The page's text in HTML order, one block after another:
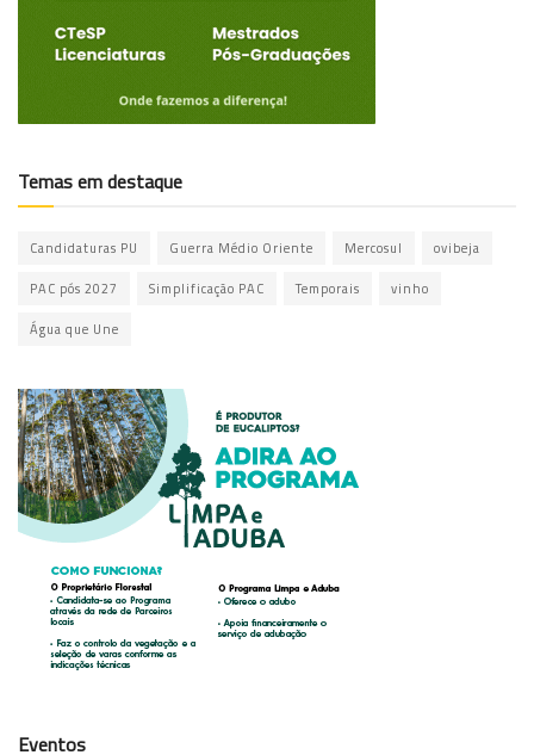
Temas em destaque
Candidaturas PU Guerra Médio Oriente Mercosul ovibeja
PAC pós 2027 Simplificação PAC Temporais vinho
Água que Une
Eventos